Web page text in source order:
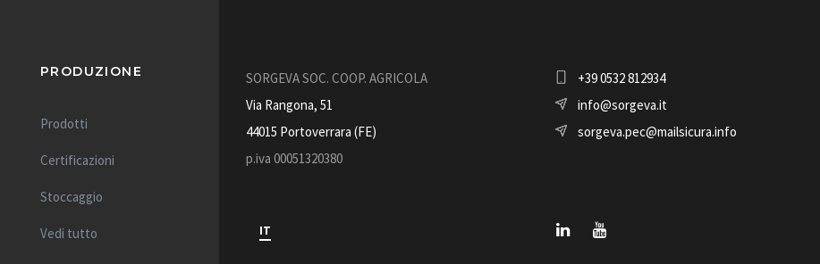
PRODUZIONE
Prodotti
Certificazioni
Stoccaggio
Vedi tutto
SORGEVA SOC. COOP. AGRICOLA
Via Rangona, 51
44015 Portoverrara (FE)
p.iva 00051320380
+39 0532 812934
info@sorgeva.it
sorgeva.pec@mailsicura.info
IT